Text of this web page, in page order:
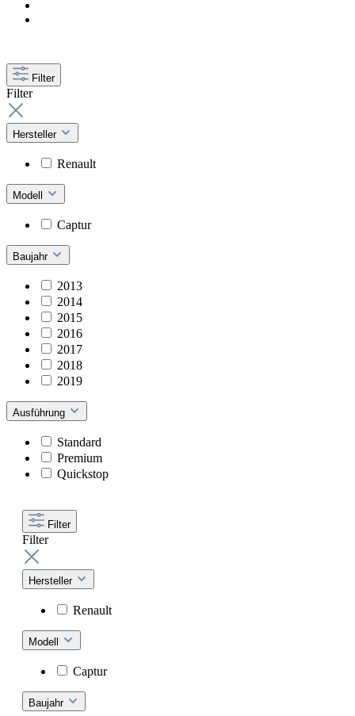
Filter
Filter
Hersteller
Renault
Modell
Captur
Baujahr
2013
2014
2015
2016
2017
2018
2019
Ausführung
Standard
Premium
Quickstop
Filter
Filter
Hersteller
Renault
Modell
Captur
Baujahr